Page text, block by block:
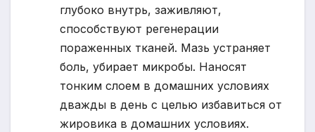
глубоко внутрь, заживляют,
способствуют регенерации
пораженных тканей. Мазь устраняет
боль, убирает микробы. Наносят
тонким слоем в домашних условиях
дважды в день с целью избавиться от
жировика в домашних условиях.